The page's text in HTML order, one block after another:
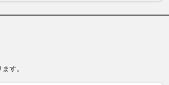
す。